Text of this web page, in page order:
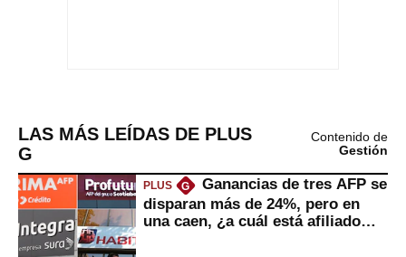
LAS MÁS LEÍDAS DE PLUS
G
Contenido de
Gestión
PLUS G
Ganancias de tres AFP se
disparan más de 24%, pero en
una caen, ¿a cuál está afiliado